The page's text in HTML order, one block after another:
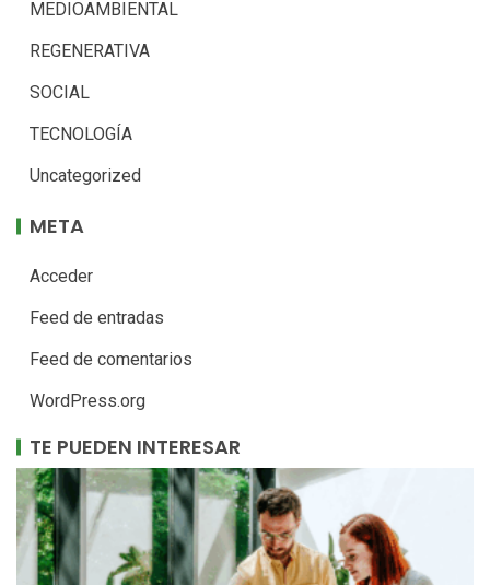
MEDIOAMBIENTAL
REGENERATIVA
SOCIAL
TECNOLOGÍA
Uncategorized
META
Acceder
Feed de entradas
Feed de comentarios
WordPress.org
TE PUEDEN INTERESAR